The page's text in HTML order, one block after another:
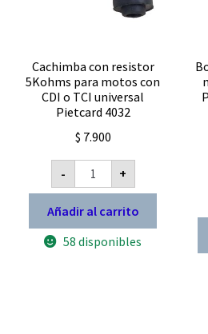
Cachimba con resistor
5Kohms para motos con
CDI o TCI universal
Pietcard 4032
$ 7.900
-
Cachimba
con
resistor
5Kohms
para
motos
con
+
Añadir al carrito
58 disponibles